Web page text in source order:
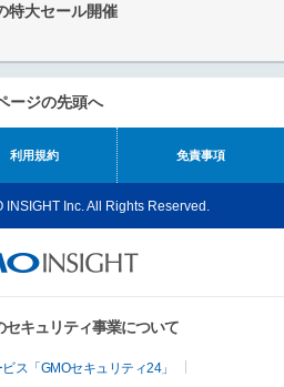
特大セール開催
ージの先頭へ
利用規約 免責事項
Inc. All Rights Reserved.
キュリティ事業について
ス「GMOセキュリティ24」